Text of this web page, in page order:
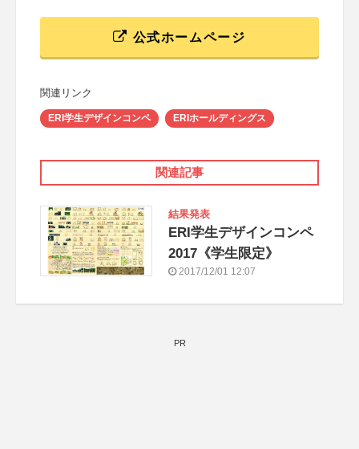
公式ホームページ
関連リンク
ERI学生デザインコンペ ERIホールディングス
関連記事
結果発表
ERI学生デザインコンペ
2017《学生限定》
2017/12/01 12:07
PR